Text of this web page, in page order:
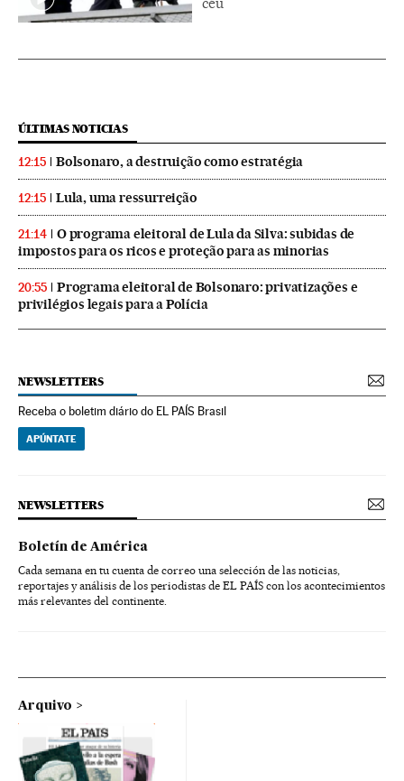
ÚLTIMAS NOTICIAS
12:15 Bolsonaro, a destruição como estratégia
12:15 Lula, uma ressurreição
21:14
O programa eleitoral de Lula da Silva: subidas de
impostos para os ricos e proteção para as minorias
20:55
Programa eleitoral de Bolsonaro: privatizações e
privilégios legais para a Polícia
NEWSLETTERS
Receba o boletim diário do EL PAÍS Brasil
APÚNTATE
NEWSLETTERS
Boletín de América
Cada semana en tu cuenta de correo una selección de las noticias,
reportajes y análisis de los periodistas de EL PAÍS con los acontecimientos
más relevantes del continente.
Arquivo